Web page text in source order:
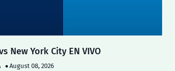
New York City EN VIVO
August 08, 2026